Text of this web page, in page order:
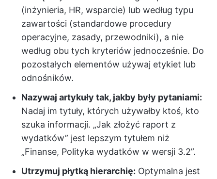
(inżynieria, HR, wsparcie) lub według typu
zawartości (standardowe procedury
operacyjne, zasady, przewodniki), a nie
według obu tych kryteriów jednocześnie. Do
pozostałych elementów używaj etykiet lub
odnośników.
Nazywaj artykuły tak, jakby były pytaniami:
Nadaj im tytuły, których używałby ktoś, kto
szuka informacji. „Jak złożyć raport z
wydatków” jest lepszym tytułem niż
„Finanse, Polityka wydatków w wersji 3.2”.
Utrzymuj płytką hierarchię: Optymalna jest